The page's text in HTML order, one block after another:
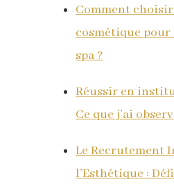
Comment
cosmétique
spa ?
Réussir en
Ce que j’ai
Le Recrutement
l’Esthétique :